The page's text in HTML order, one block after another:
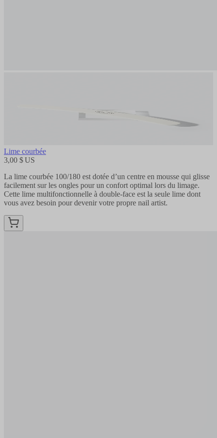
Lime courbée
3,00 $ US
La lime courbée 100/180 est dotée d’un centre en mousse qui glisse
facilement sur les ongles pour un confort optimal lors du limage.
Cette lime multifonctionnelle à double-face est la seule lime dont
vous avez besoin pour devenir votre propre nail artist.